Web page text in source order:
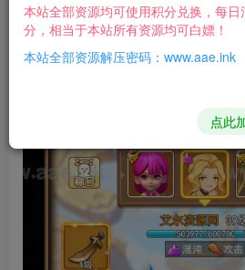
开。新手适宜！
游戏截图：
本站全部资源均可使用积分兑换，每
分，相当于本站所有资源均可白嫖！
本站全部资源解压密码：www.aae.ink
点此